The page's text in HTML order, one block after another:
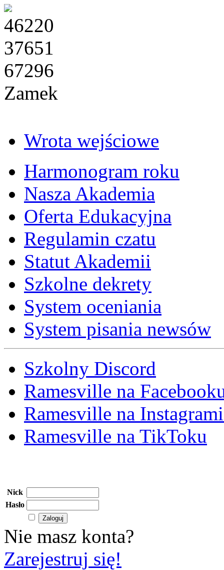
46220
37651
67296
Zamek
Wrota wejściowe
Harmonogram roku
Nasza Akademia
Oferta Edukacyjna
Regulamin czatu
Statut Akademii
Szkolne dekrety
System oceniania
System pisania newsów
Szkolny Discord
Ramesville na
Ramesville na
Ramesville na TikToku
Nick
Hasło
Nie masz konta?
Zarejestruj się!